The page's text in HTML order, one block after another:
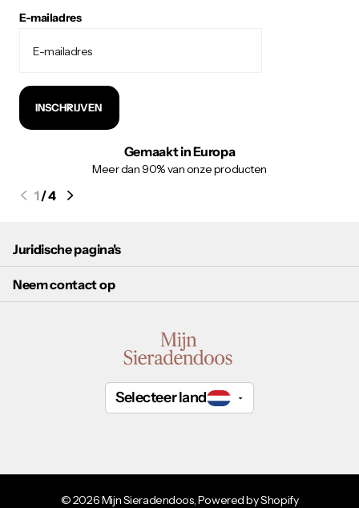
E-mailadres
INSCHRIJVEN
Gemaakt in Europa
Meer dan 90% van onze producten
1/4
Juridische pagina's
Neem contact op
Selecteer land
©2026Mijn Sieradendoos, Powered by Shopify